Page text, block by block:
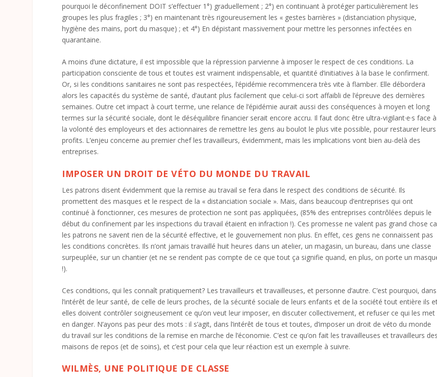
pourquoi le déconfinement DOIT s’effectuer 1°) graduellement ; 2°) en continuant à protéger particulièrement les
groupes les plus fragiles ; 3°) en maintenant très rigoureusement les « gestes barrières » (distanciation physique,
hygiène des mains, port du masque) ; et 4°) En dépistant massivement pour mettre les personnes infectées en
quarantaine.
A moins d’une dictature, il est impossible que la répression parvienne à imposer le respect de ces conditions. La
participation consciente de tous et toutes est vraiment indispensable, et quantité d’initiatives à la base le confirment.
Or, si les conditions sanitaires ne sont pas respectées, l’épidémie recommencera très vite à flamber. Elle débordera
alors les capacités du système de santé, d’autant plus facilement que celui-ci sort affaibli de l’épreuve des dernières
semaines. Outre cet impact à court terme, une relance de l’épidémie aurait aussi des conséquences à moyen et long
termes sur la sécurité sociale, dont le déséquilibre financier serait encore accru. Il faut donc être ultra-vigilant·e·s face à
la volonté des employeurs et des actionnaires de remettre les gens au boulot le plus vite possible, pour restaurer leurs
profits. L’enjeu concerne au premier chef les travailleurs, évidemment, mais les implications vont bien au-delà des
entreprises.
IMPOSER UN DROIT DE VÉTO DU MONDE DU TRAVAIL
Les patrons disent évidemment que la remise au travail se fera dans le respect des conditions de sécurité. Ils
promettent des masques et le respect de la « distanciation sociale ». Mais, dans beaucoup d’entreprises qui ont
continué à fonctionner, ces mesures de protection ne sont pas appliquées, (85% des entreprises contrôlées depuis le
début du confinement par les inspections du travail étaient en infraction !). Ces promesse ne valent pas grand chose
les patrons ne savent rien de la sécurité effective, et le gouvernement non plus. En effet, ces gens ne connaissent pas
les conditions concrètes. Ils n’ont jamais travaillé huit heures dans un atelier, un magasin, un bureau, dans une classe
surpeuplée, sur un chantier (et ne se rendent pas compte de ce que tout ça signifie quand, en plus, on porte un
!).
Ces conditions, qui les connaît pratiquement? Les travailleurs et travailleuses, et personne d’autre. C’est pourquoi, dans
l’intérêt de leur santé, de celle de leurs proches, de la sécurité sociale de leurs enfants et de la société tout entière ils
elles doivent contrôler soigneusement ce qu’on veut leur imposer, en discuter collectivement, et refuser ce qui les met
en danger. N’ayons pas peur des mots : il s’agit, dans l’intérêt de tous et toutes, d’imposer un droit de véto du monde
du travail sur les conditions de la remise en marche de l’économie. C’est ce qu’on fait les travailleuses et travailleurs
maisons de repos (et de soins), et c’est pour cela que leur réaction est un exemple à suivre.
WILMÈS, UNE POLITIQUE DE CLASSE